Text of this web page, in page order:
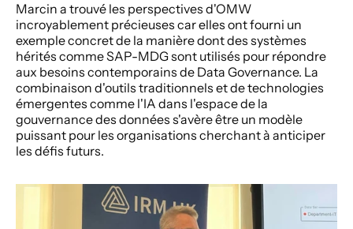
Marcin a trouvé les perspectives d'OMW
incroyablement précieuses car elles ont fourni un
exemple concret de la manière dont des systèmes
hérités comme SAP-MDG sont utilisés pour répondre
aux besoins contemporains de Data Governance. La
combinaison d'outils traditionnels et de technologies
émergentes comme l'IA dans l'espace de la
gouvernance des données s'avère être un modèle
puissant pour les organisations cherchant à anticiper
les défis futurs.